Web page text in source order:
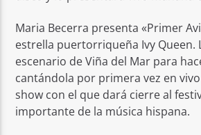
Maria Becerra presenta «Primer
estrella puertorriqueña Ivy Queen.
escenario de Viña del Mar para
cantándola por primera vez en
show con el que dará cierre al
importante de la música hispana.